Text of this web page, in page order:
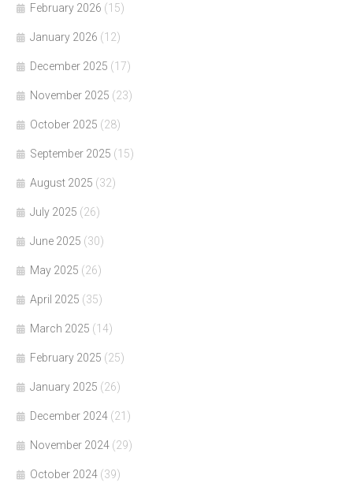
February 2026 (15)
January 2026 (12)
December 2025 (17)
November 2025 (23)
October 2025 (28)
September 2025 (15)
August 2025 (32)
July 2025 (26)
June 2025 (30)
May 2025 (26)
April 2025 (35)
March 2025 (14)
February 2025 (25)
January 2025 (26)
December 2024 (21)
November 2024 (29)
October 2024 (39)